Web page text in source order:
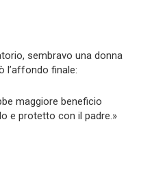
sembravo una donna
l’affondo finale:
maggiore beneficio
e protetto con il padre.»